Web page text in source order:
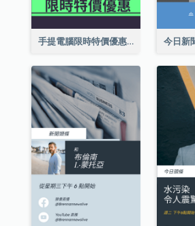
手提電腦限時特價優惠Instagram限時動態